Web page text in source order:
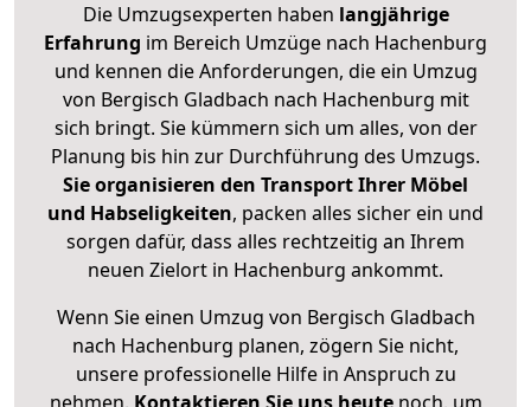
Die Umzugsexperten haben langjährige
Erfahrung im Bereich Umzüge nach Hachenburg
und kennen die Anforderungen, die ein Umzug
von Bergisch Gladbach nach Hachenburg mit
sich bringt. Sie kümmern sich um alles, von der
Planung bis hin zur Durchführung des Umzugs.
Sie organisieren den Transport Ihrer Möbel
und Habseligkeiten, packen alles sicher ein und
sorgen dafür, dass alles rechtzeitig an Ihrem
neuen Zielort in Hachenburg ankommt.
Wenn Sie einen Umzug von Bergisch Gladbach
nach Hachenburg planen, zögern Sie nicht,
unsere professionelle Hilfe in Anspruch zu